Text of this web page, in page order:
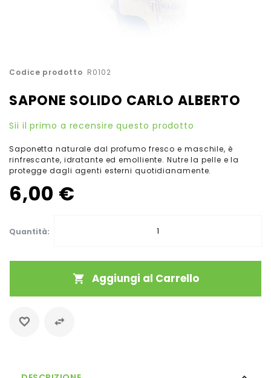
Codice prodotto R0102
SAPONE SOLIDO CARLO ALBERTO
Sii il primo a recensire questo prodotto
Saponetta naturale dal profumo fresco e maschile, è
rinfrescante, idratante ed emolliente. Nutre la pelle e la
protegge dagli agenti esterni quotidianamente.
6,00 €
Quantità:
Aggiungi al Carrello
Vai
della
galleria
immagini